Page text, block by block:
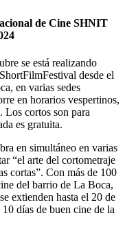
de Cine SHNIT
se está realizando
desde el
en varias sedes
en horarios vespertinos,
Los cortos son para
es gratuita.
en simultáneo en varias
“el arte del cortometraje
cortas”. Con más de 100
del barrio de La Boca,
extienden hasta el 20 de
días de buen cine de la